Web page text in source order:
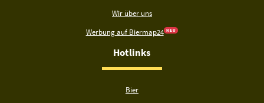
Wir über uns
Werbung auf Biermap24 N E U
Hotlinks
Bier